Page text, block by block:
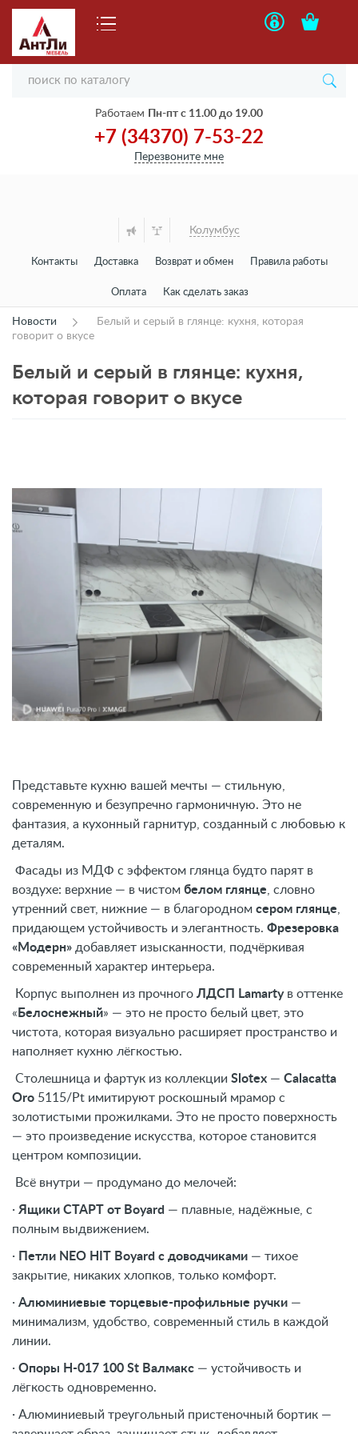
Работаем Пн-пт с 11.00 до 19.00
+7 (34370) 7-53-22
Перезвоните мне
Колумбус
Контакты Доставка Возврат и обмен Правила работы
Оплата Как сделать заказ
Новости
Белый и серый в глянце: кухня, которая
говорит о вкусе
Белый и серый в глянце: кухня,
которая говорит о вкусе
Представьте кухню вашей мечты — стильную,
современную и безупречно гармоничную. Это не
фантазия, а кухонный гарнитур, созданный с любовью к
деталям.
Фасады из МДФ с эффектом глянца будто парят в
воздухе: верхние — в чистом белом глянце , словно
утренний свет, нижние — в благородном сером глянце
придающем устойчивость и элегантность. Фрезеровка
«Модерн» добавляет изысканности, подчёркивая
современный характер интерьера.
Корпус выполнен из прочного ЛДСП Lamartyв оттенке
« Белоснежный» — это не просто белый цвет, это
чистота, которая визуально расширяет пространство и
наполняет кухню лёгкостью.
Столешница и фартук из коллекции Slotex — Calacatta
Oro 5115/Pt имитируют роскошный мрамор с
золотистыми прожилками. Это не просто поверхность
— это произведение искусства, которое становится
центром композиции.
Всё внутри — продумано до мелочей:
· Ящики СТАРТ от Boyard — плавные, надёжные, с
полным выдвижением.
· Петли NEO HIT Boyard с доводчиками — тихое
закрытие, никаких хлопков, только комфорт.
· Алюминиевые торцевые-профильные ручки —
минимализм, удобство, современный стиль в каждой
линии.
· Опоры H-017 100 St Валмакс — устойчивость и
лёгкость одновременно.
· Алюминиевый треугольный пристеночный бортик —